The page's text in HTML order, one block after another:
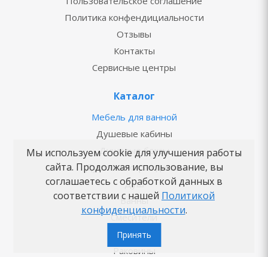
Политика конфендициальности
Отзывы
Контакты
Сервисные центры
Каталог
Мебель для ванной
Душевые кабины
Душевые боксы
Душевые ограждения
Душ
Ванны
Смесители
Унитазы
Раковины
Мы используем cookie для улучшения работы
сайта. Продолжая использование, вы
соглашаетесь с обработкой данных в
соответствии с нашей Политикой
конфиденциальности.
Принять